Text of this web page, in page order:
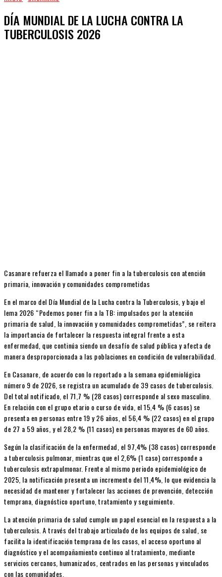
DÍA MUNDIAL DE LA LUCHA CONTRA LA
TUBERCULOSIS 2026
Casanare refuerza el llamado a poner fin a la tuberculosis con atención
primaria, innovación y comunidades comprometidas
En el marco del Día Mundial de la Lucha contra la Tuberculosis, y bajo el
lema 2026 “Podemos poner fin a la TB: impulsados por la atención
primaria de salud, la innovación y comunidades comprometidas”, se reitera
la importancia de fortalecer la respuesta integral frente a esta
enfermedad, que continúa siendo un desafío de salud pública y afecta de
manera desproporcionada a las poblaciones en condición de vulnerabilidad.
En Casanare, de acuerdo con lo reportado a la semana epidemiológica
número 9 de 2026, se registra un acumulado de 39 casos de tuberculosis.
Del total notificado, el 71,7 % (28 casos) corresponde al sexo masculino.
En relación con el grupo etario o curso de vida, el 15,4 % (6 casos) se
presenta en personas entre 19 y 26 años, el 56,4 % (22 casos) en el grupo
de 27 a 59 años, y el 28,2 % (11 casos) en personas mayores de 60 años.
Según la clasificación de la enfermedad, el 97,4% (38 casos) corresponde
a tuberculosis pulmonar, mientras que el 2,6% (1 caso) corresponde a
tuberculosis extrapulmonar. Frente al mismo periodo epidemiológico de
2025, la notificación presenta un incremento del 11,4%, lo que evidencia la
necesidad de mantener y fortalecer las acciones de prevención, detección
temprana, diagnóstico oportuno, tratamiento y seguimiento.
La atención primaria de salud cumple un papel esencial en la respuesta a la
tuberculosis. A través del trabajo articulado de los equipos de salud, se
facilita la identificación temprana de los casos, el acceso oportuno al
diagnóstico y el acompañamiento continuo al tratamiento, mediante
servicios cercanos, humanizados, centrados en las personas y vinculados
con las comunidades.